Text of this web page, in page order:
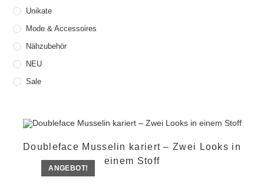
Unikate
Mode & Accessoires
Nähzubehör
NEU
Sale
ANGEBOT!
Doubleface Musselin kariert – Zwei Looks in
einem Stoff